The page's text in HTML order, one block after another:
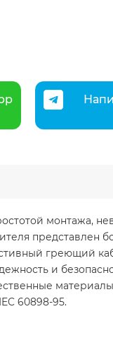
монтажа,
представлен
греющий
и
60898-95.